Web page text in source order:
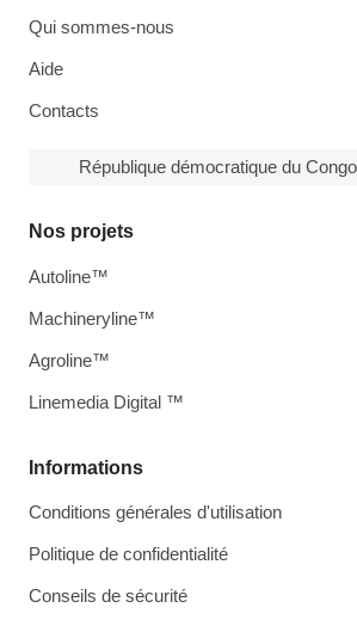
Qui sommes-nous
Aide
Contacts
République démocratique du
Informations
Conditions générales d'utilisation
Politique de confidentialité
Conseils de sécurité
Nos projets
Autoline™
Machineryline™
Agroline™
Linemedia Digital ™